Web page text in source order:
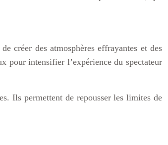
créer des atmosphères effrayantes et des
pour intensifier l’expérience du spectateur
Ils permettent de repousser les limites de